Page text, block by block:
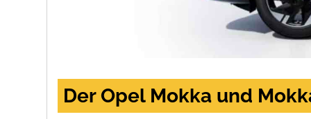
Der Opel Mokka und